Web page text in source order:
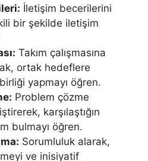
İletişim becerilerini
bir şekilde iletişim
Takım çalışmasına
ortak hedeflere
yapmayı öğren.
Problem çözme
karşılaştığın
bulmayı öğren.
Sorumluluk alarak,
ve inisiyatif